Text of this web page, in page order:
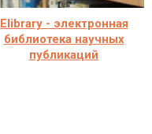
Elibrary - электронная
библиотека научных
публикаций